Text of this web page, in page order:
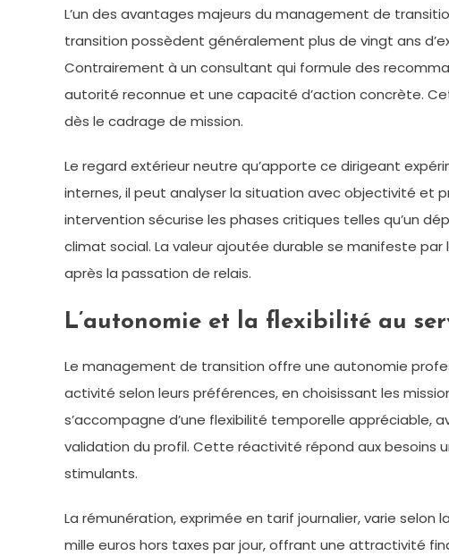
L’un des avantages majeurs du management de
transition possèdent généralement plus de vingt ans
Contrairement à un consultant qui formule des
autorité reconnue et une capacité d’action concrète.
dès le cadrage de mission.
Le regard extérieur neutre qu’apporte ce dirigeant
internes, il peut analyser la situation avec objectivité et
intervention sécurise les phases critiques telles qu’un
climat social. La valeur ajoutée durable se manifeste
après la passation de relais.
L’autonomie et la flexibilité au
Le management de transition offre une autonomie
activité selon leurs préférences, en choisissant les
s’accompagne d’une flexibilité temporelle
validation du profil. Cette réactivité répond aux
stimulants.
La rémunération, exprimée en tarif journalier, varie
mille euros hors taxes par jour, offrant une attractivité